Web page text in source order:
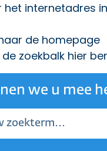
het internetadres
de homepage
zoekbalk hier
we u mee